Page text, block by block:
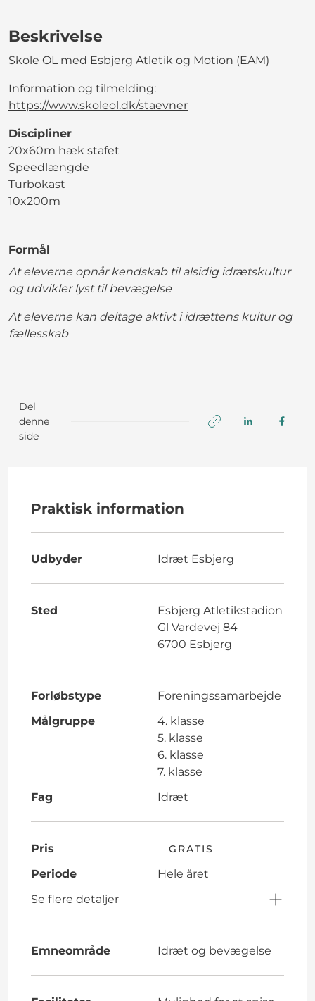
Beskrivelse
Skole OL med Esbjerg Atletik og Motion (EAM)
Information og tilmelding:
https://www.skoleol.dk/staevner
Discipliner
20x60m hæk stafet
Speedlængde
Turbokast
10x200m
Formål
At eleverne opnår kendskab til alsidig idrætskultur
og udvikler lyst til bevægelse
At eleverne kan deltage aktivt i idrættens kultur og
fællesskab
Del
denne
side
Praktisk information
Udbyder Idræt Esbjerg
Sted
Esbjerg Atletikstadion
Gl Vardevej 84
6700 Esbjerg
Forløbstype
Foreningssamarbejde
Målgruppe
4. klasse
5. klasse
6. klasse
7. klasse
Fag
Idræt
Pris GRATIS
Periode
Hele året
Se flere detaljer
Emneområde Idræt og bevægelse